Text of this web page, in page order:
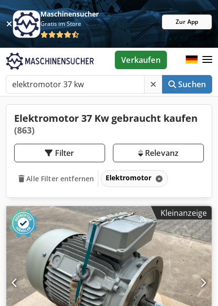
Maschinensucher
Gratis im Store Zur App
Suchen
Verkaufen
Elektromotor 37 Kw gebraucht kaufen
(863)
Filter Relevanz
Alle Filter entfernen Elektromotor
Kleinanzeige